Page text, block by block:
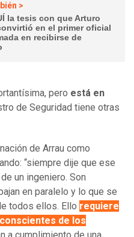
>
la tesis con que Arturo
en el primer oficial
en recibirse de
pero está en
de Seguridad tiene otras
de Arrau como
“siempre dije que ese
un ingeniero. Son
en paralelo y lo que se
todos ellos. Ello requiere
de los